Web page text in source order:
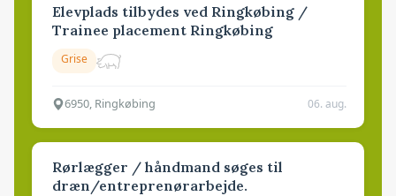
Elevplads tilbydes ved Ringkøbing /
Trainee placement Ringkøbing
Grise
6950, Ringkøbing 06. aug.
Rørlægger / håndmand søges til
dræn/entreprenørarbejde.